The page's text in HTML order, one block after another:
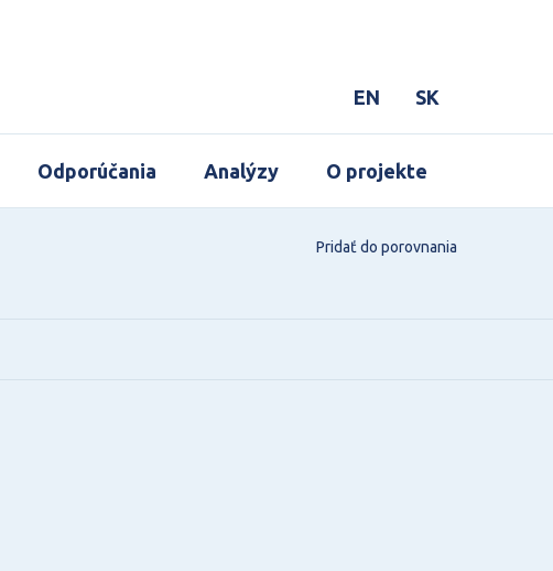
SK
EN
O projekte
Analýzy
Odporúčania
Pridať do porovnania